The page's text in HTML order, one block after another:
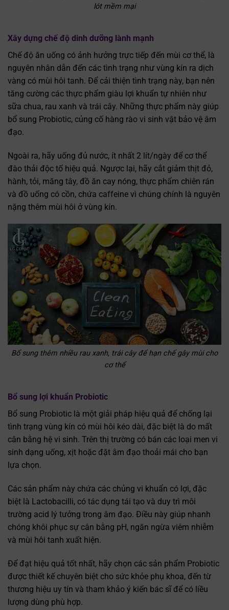
lót mềm mại
Xây dựng chế độ dinh dưỡng lành mạnh
Chế độ ăn uống có ảnh hưởng trực tiếp đến mùi cơ thể, là
nguyên nhân dẫn đến các tình trạng như vùng kín ra dịch
vàng có mùi hôi tanh. Để cải thiện tình trạng này, bạn nên
tăng cường các thực phẩm giàu lợi khuẩn tự nhiên như
sữa chua, rau xanh và trái cây. Những thực phẩm này giúp
bổ sung Probiotic, củng cố hàng rào vi sinh vật bảo vệ âm
đạo.
Ngoài ra, hãy uống đủ nước, ít nhất 2 lít/ngày để cơ thể
đào thải độc tố hiệu quả. Ngược lại, hãy cắt giảm thịt đỏ,
hành, tỏi, măng tây, đồ ăn cay nóng, thực phẩm chiên rán
và đồ uống có cồn, chứa caffeine vì chúng chính là nguyên
nặng thêm mùi hôi ở vùng kín.
Bổ sung thêm nhiều rau xanh, trái cây để hạn chế gây mùi cho
cơ thể
Bổ sung lợi khuẩn Probiotic
Bổ sung Probiotic là một giải pháp hiệu quả để chống lại
tình trạng vùng kín có mùi hôi kéo dài, đặc biệt là do mất
cân bằng hệ vi sinh. Trên thị trường có bán các loại men vi
sinh dạng uống, xịt hoặc đặt âm đạo thoải mái cho bạn
lựa chọn.
Các sản phẩm này chứa các chủng vi khuẩn có lợi, đặc
biệt là Lactobacilli, có tác dụng tái tạo và duy trì môi
trường acid lý tưởng trong âm đạo. Điều này giúp nhanh
chóng khôi phục sự cân bằng pH, ngăn ngừa viêm nhiễm
và mùi hôi tanh xuất hiện.
Để đạt hiệu quả tốt nhất, hãy chọn các sản phẩm Probiotic
được thiết kế chuyên biệt cho sức khỏe phụ khoa, đến từ
thương hiệu uy tín và tham khảo ý kiến bác sĩ để có liều
lượng dùng phù hợp.